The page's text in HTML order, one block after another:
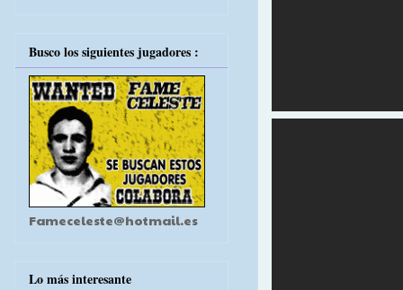
Busco los siguientes jugadores :
Fameceleste@hotmail.es
Lo más interesante